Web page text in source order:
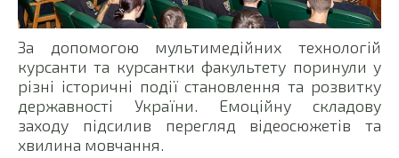
За допомогою мультимедійних технологій
курсанти та курсантки факультету поринули у
різні історичні події становлення та розвитку
державності України. Емоційну складову
заходу підсилив перегляд відеосюжетів та
хвилина мовчання.